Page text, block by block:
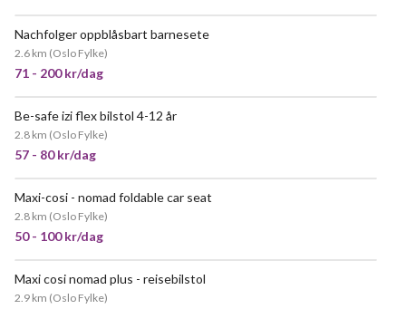
Nachfolger oppblåsbart barnesete
2.6 km (Oslo Fylke)
71 - 200 kr/dag
Be-safe izi flex bilstol 4-12 år
2.8 km (Oslo Fylke)
57 - 80 kr/dag
Maxi-cosi - nomad foldable car seat
2.8 km (Oslo Fylke)
50 - 100 kr/dag
Maxi cosi nomad plus - reisebilstol
2.9 km (Oslo Fylke)